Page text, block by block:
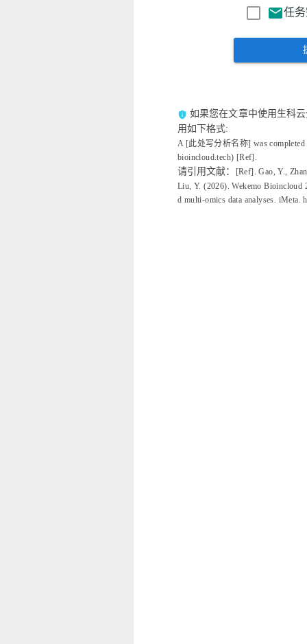
mail任
privacy_tip 如果您在文章中使用生科
用如下格式:
A [此处写分析名称] was
bioincloud.tech) [Ref].
请引用文献：
[Ref]. Gao, Y.,
Liu, Y. (2026). Wekemo Bioincloud
d multi‐omics data analyses.